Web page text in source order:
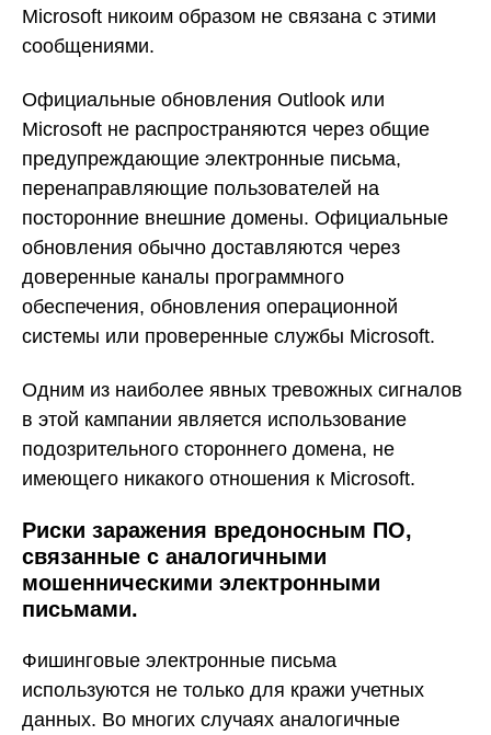
Microsoft никоим образом не связана с этими
сообщениями.
Официальные обновления Outlook или
Microsoft не распространяются через общие
предупреждающие электронные письма,
перенаправляющие пользователей на
посторонние внешние домены. Официальные
обновления обычно доставляются через
доверенные каналы программного
обеспечения, обновления операционной
системы или проверенные службы Microsoft.
Одним из наиболее явных тревожных сигналов
в этой кампании является использование
подозрительного стороннего домена, не
имеющего никакого отношения к Microsoft.
Риски заражения вредоносным ПО,
связанные с аналогичными
мошенническими электронными
письмами.
Фишинговые электронные письма
используются не только для кражи учетных
данных. Во многих случаях аналогичные